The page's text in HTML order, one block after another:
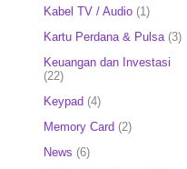
Kabel TV / Audio (1)
Kartu Perdana & Pulsa (3)
Keuangan dan Investasi
(22)
Keypad (4)
Memory Card (2)
News (6)